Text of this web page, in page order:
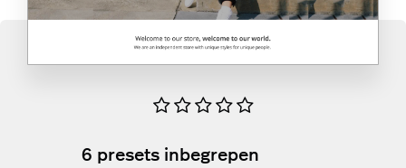
6 presets inbegrepen